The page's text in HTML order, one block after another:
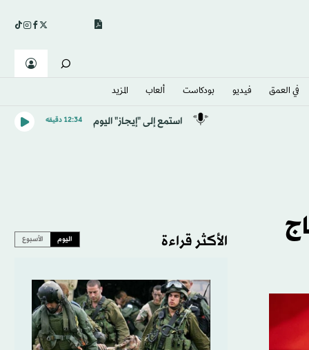
في العمق فيديو بودكاست ألعاب المزيد
استمع إلى "إيجاز" اليوم 12:34 دقيقه
الأكثر قراءة اليوم الأسبوع